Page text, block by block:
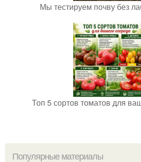
Мы тестируем почву без
Топ 5 сортов томатов для
Популярные материалы